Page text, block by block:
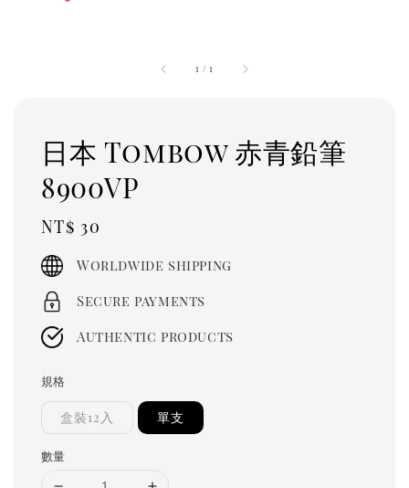
1 /1
日本 Tombow 赤青鉛筆
8900VP
Regular
price
NT$ 30
Worldwide shipping
Secure payments
Authentic products
規格
盒裝12入 單支
數量